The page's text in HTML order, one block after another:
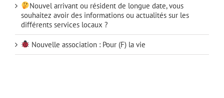
Nouvel arrivant ou résident de longue date, vous
souhaitez avoir des informations ou actualités sur les
différents services locaux ?
Nouvelle association : Pour (F) la vie